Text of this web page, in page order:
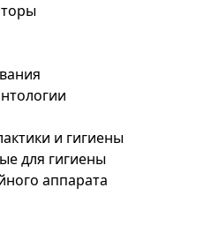
и гигиены
для гигиены
аппарата